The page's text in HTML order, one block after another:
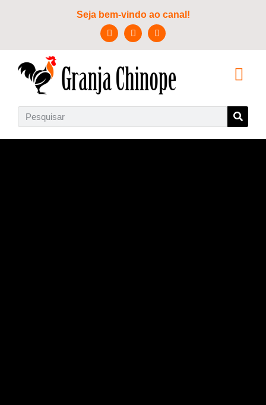
Seja bem-vindo ao canal!